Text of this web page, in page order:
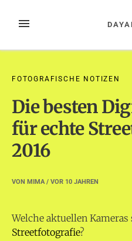
InhaltMENÜ
FOTOGRAFISCHE NOTIZEN
Die besten
für echte
2016
VON MIMA/ VOR 10 JAHREN
Welche aktuellen
Streetfotografie?